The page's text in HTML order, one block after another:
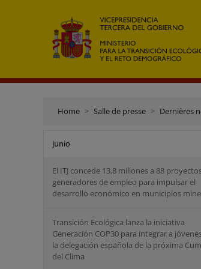
Home Salle de presse Dernières
junio
El ITJ concede 13,8 millones a 88
generadores de empleo para impulsar el
desarrollo económico en municipios
Transición Ecológica lanza la iniciativa
Generación COP30 para integrar a
la delegación española de la próxima
del Clima